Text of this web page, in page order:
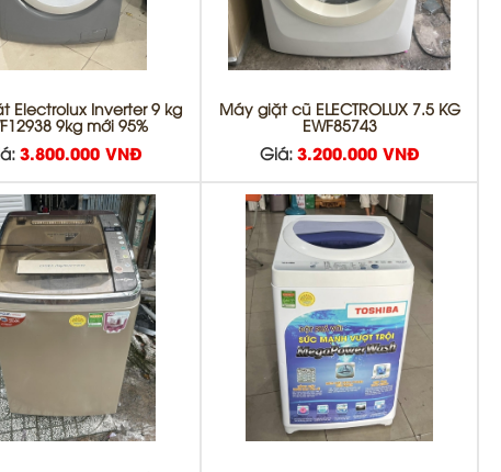
Electrolux Inverter 9 kg
9kg mới 95%
3.800.000 VNĐ
Máy giặt cũ ELECTROLUX 7.5 KG
EWF85743
Giá: 3.200.000 VNĐ